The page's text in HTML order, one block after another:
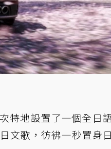
特地設置了一個全日
文歌，彷彿一秒置身